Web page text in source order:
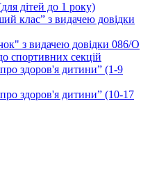
дітей до 1 року)
клас” з видачею довідки
з видачею довідки 086/О
спортивних секцій
здоров'я дитини” (1-9
здоров'я дитини” (10-17